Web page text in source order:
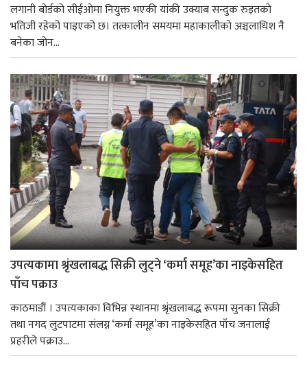
लगानी बोर्डको सीईओमा नियुक्त भएकी यांकी उक्याब सन्दुक रुइतको
भतिजी रहेको पाइएको छ। तत्कालीन समयमा महाकालीको अञ्चलाधिश नै
बनेका जोन...
उपत्यकामा श्रृंखलाबद्ध सिक्री लुट्ने ‘कर्मा समूह’का नाइकेसहित
पाँच पक्राउ
काठमाडौं । उपत्यकाका विभिन्न स्थानमा श्रृंखलाबद्ध रूपमा सुनका सिक्री
तथा नगद लुटपाटमा संलग्न ‘कर्मा समूह’का नाइकेसहित पाँच जनालाई
प्रहरीले पक्राउ...